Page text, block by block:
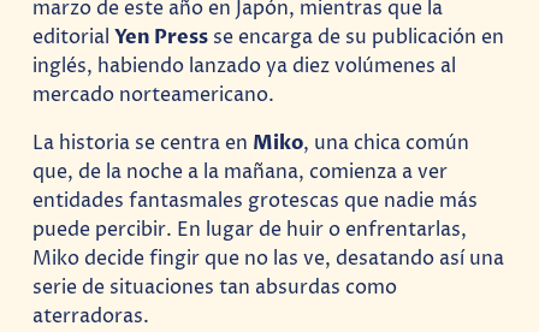
marzo de este año en Japón, mientras que la
editorialYen Press se encarga de su publicación en
inglés, habiendo lanzado ya diez volúmenes al
mercado norteamericano.
La historia se centra en Miko, una chica común
que, de la noche a la mañana, comienza a ver
entidades fantasmales grotescas que nadie más
puede percibir. En lugar de huir o enfrentarlas,
Miko decide fingir que no las ve, desatando así una
serie de situaciones tan absurdas como
aterradoras.